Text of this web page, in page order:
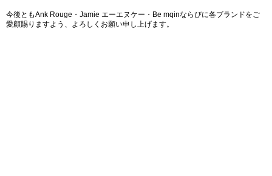
今後ともAnk Rouge・Jamie エーエヌケー・Be mqinならびに各ブランドをご
愛顧賜りますよう、よろしくお願い申し上げます。